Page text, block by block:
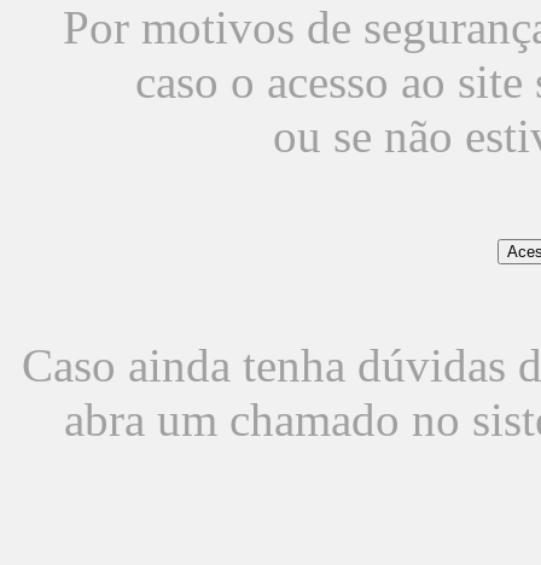
Por motivos de
caso o acesso ao
ou se não
Caso ainda tenha dúvidas
abra um chamado no